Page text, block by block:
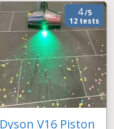
4/5
12 tests
Dyson V16 Piston